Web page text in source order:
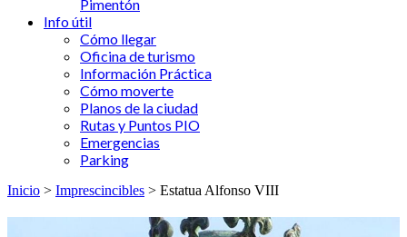
Pimentón
Info útil
Cómo llegar
Oficina de turismo
Información Práctica
Cómo moverte
Planos de la ciudad
Rutas y Puntos PIO
Emergencias
Parking
Inicio > Imprescincibles > Estatua Alfonso VIII